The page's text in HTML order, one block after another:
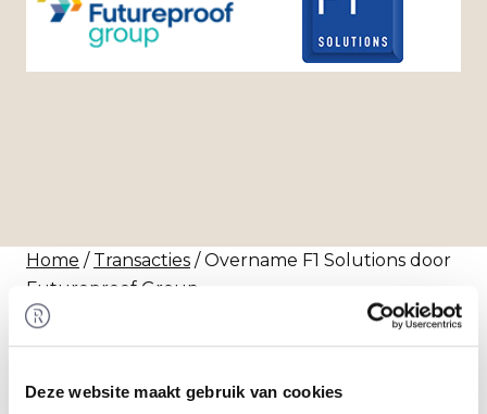
Deze website maakt gebruik van cookies
Home / Transacties / Overname F1 Solutions door
Futureproof Group
Transactie
Futureproof Group heeft 100% van de aandelen
heeft de verkoper begeleid bij het realiseren van